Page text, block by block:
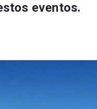
eventos.